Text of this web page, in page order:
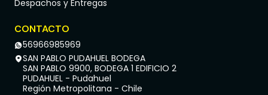
Despachos y Entregas
CONTACTO
56966985969
SAN PABLO PUDAHUEL BODEGA
SAN PABLO 9900, BODEGA 1 EDIFICIO 2
PUDAHUEL - Pudahuel
Región Metropolitana - Chile